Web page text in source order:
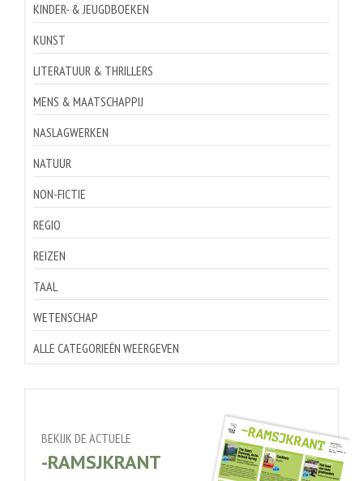
KINDER- & JEUGDBOEKEN
KUNST
LITERATUUR & THRILLERS
MENS & MAATSCHAPPIJ
NASLAGWERKEN
NATUUR
NON-FICTIE
REGIO
REIZEN
TAAL
WETENSCHAP
ALLE CATEGORIEËN WEERGEVEN
BEKIJK DE ACTUELE
-RAMSJKRANT